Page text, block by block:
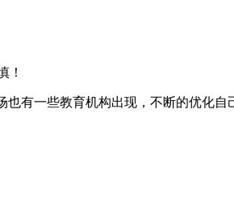
！
有一些教育机构出现，不断的优化